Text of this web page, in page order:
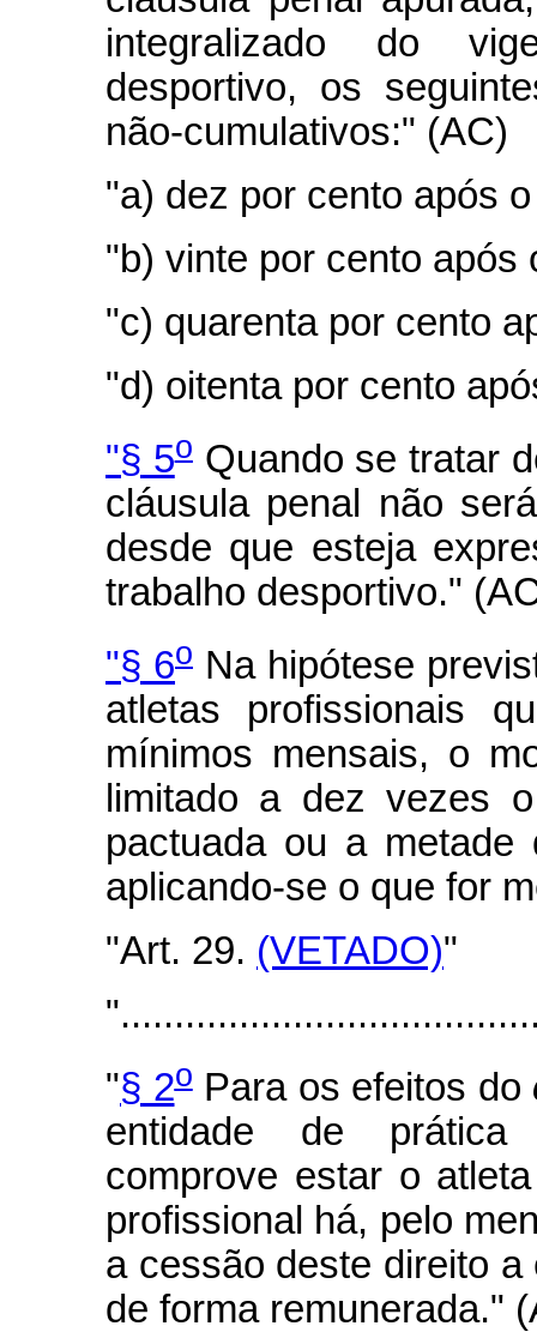
integralizado do
desportivo, os
não-cumulativos:" (AC)
"a) dez por cento após
"b) vinte por cento após
"c) quarenta por cento
"d) oitenta por cento
"§ 5oQuando se tratar
cláusula penal não
desde que esteja
trabalho desportivo."
"§ 6o Na hipótese
atletas profissionais
mínimos mensais, o
limitado a dez vezes
pactuada ou a
aplicando-se o que for
"Art. 29. (VETADO)"
"§ 2oPara os efeitos do
entidade de prática
comprove estar o
profissional há, pelo
a cessão deste direito
de forma remunerada."